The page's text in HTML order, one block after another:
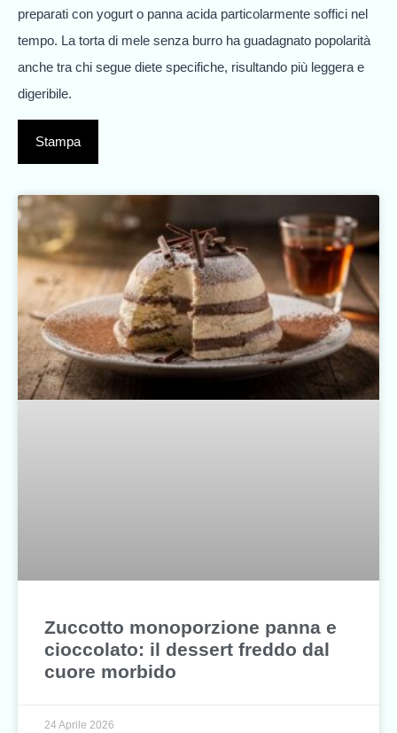
Zuccotto monoporzione panna e
cioccolato: il dessert freddo dal
cuore morbido
24 Aprile 2026
preparati con yogurt o panna acida particolarmente soffici nel
tempo. La torta di mele senza burro ha guadagnato popolarità
anche tra chi segue diete specifiche, risultando più leggera e
digeribile.
Stampa